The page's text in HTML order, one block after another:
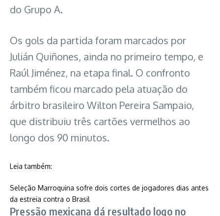
do Grupo A.
Os gols da partida foram marcados por
Julián Quiñones, ainda no primeiro tempo, e
Raúl Jiménez, na etapa final. O confronto
também ficou marcado pela atuação do
árbitro brasileiro Wilton Pereira Sampaio,
que distribuiu três cartões vermelhos ao
longo dos 90 minutos.
Leia também:
Seleção Marroquina sofre dois cortes de jogadores dias antes
da estreia contra o Brasil
Pressão mexicana dá resultado logo no